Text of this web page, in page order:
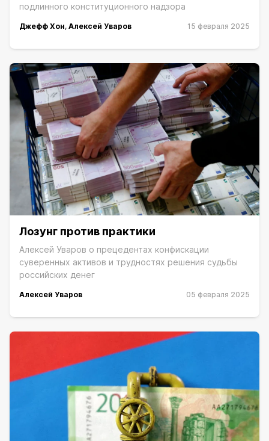
подлинного конституционного надзора
Джефф Хон, Алексей Уваров 15 февраля 2025
Лозунг против практики
Алексей Уваров о прецедентах конфискации
суверенных активов и трудностях решения судьбы
российских денег
Алексей Уваров 05 февраля 2025